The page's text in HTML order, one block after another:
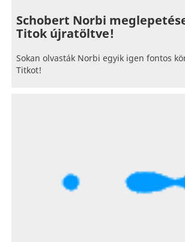
Schobert Norbi
Titok újratöltve!
Sokan olvasták Norbi egyik igen fontos
Titkot!